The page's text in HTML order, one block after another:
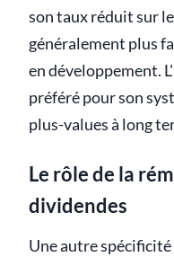
son taux réduit sur
généralement plus
en développement.
préféré pour son
plus-values à long
Le rôle de la
dividendes
Une autre spécificité